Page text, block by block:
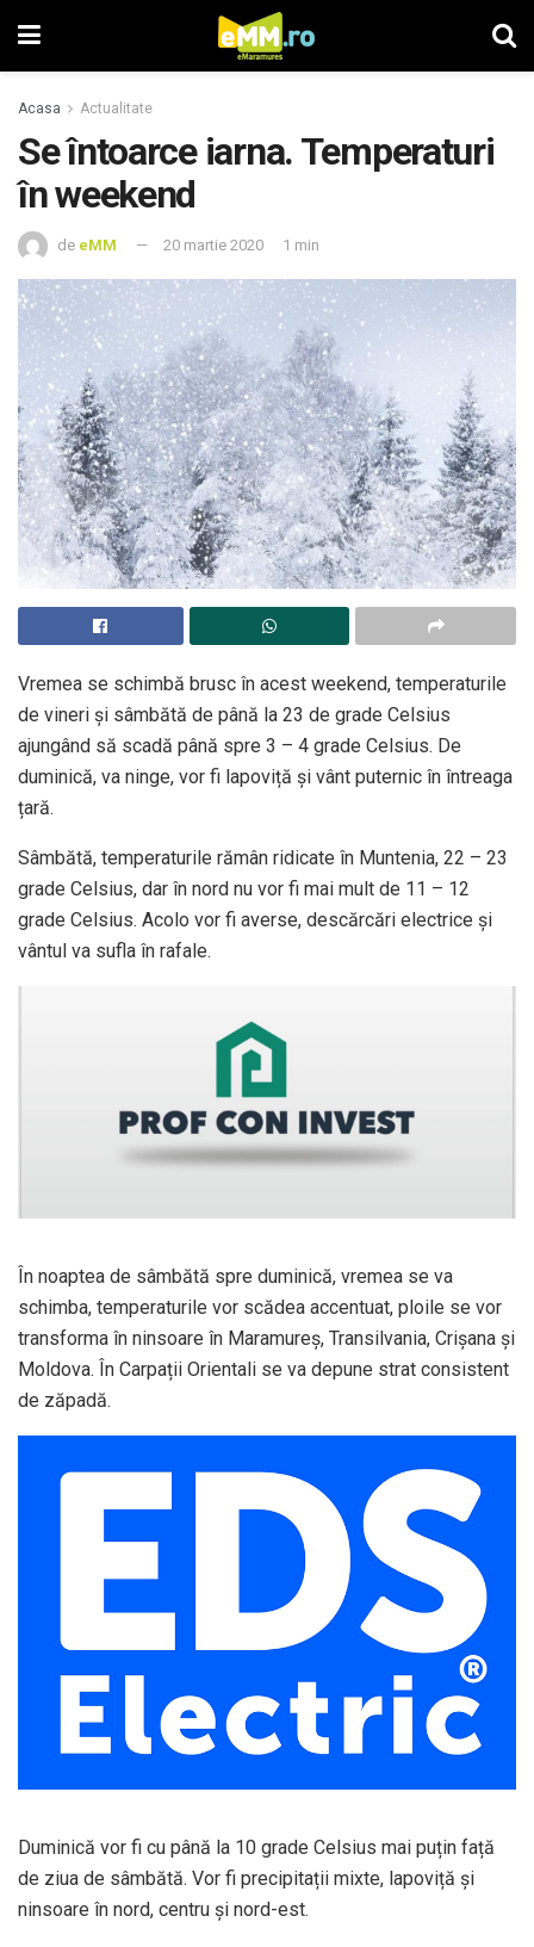
Acasa Actualitate
Se întoarce iarna. Temperaturi
în weekend
de eMM 20 martie 2020 1 min
Vremea se schimbă brusc în acest weekend, temperaturile
de vineri și sâmbătă de până la 23 de grade Celsius
ajungând să scadă până spre 3 – 4 grade Celsius. De
duminică, va ninge, vor fi lapoviță și vânt puternic în întreaga
țară.
Sâmbătă, temperaturile rămân ridicate în Muntenia, 22 – 23
grade Celsius, dar în nord nu vor fi mai mult de 11 – 12
grade Celsius. Acolo vor fi averse, descărcări electrice și
vântul va sufla în rafale.
În noaptea de sâmbătă spre duminică, vremea se va
schimba, temperaturile vor scădea accentuat, ploile se vor
transforma în ninsoare în Maramureș, Transilvania, Crișana și
Moldova. În Carpații Orientali se va depune strat consistent
de zăpadă.
Duminică vor fi cu până la 10 grade Celsius mai puțin față
de ziua de sâmbătă. Vor fi precipitații mixte, lapoviță și
ninsoare în nord, centru și nord-est.